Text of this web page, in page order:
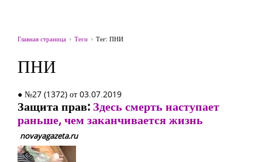
Главная страница Теги Тег: ПНИ
ПНИ
● №27 (1372) от 03.07.2019
Защита прав: Здесь смерть наступает
раньше, чем заканчивается жизнь
novayagazeta.ru